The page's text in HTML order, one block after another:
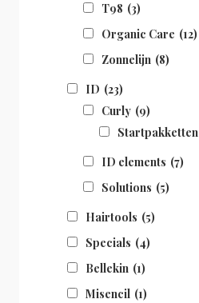
T98 (3)
Organic Care (12)
Zonnelijn (8)
ID (23)
Curly (9)
Startpakketten
ID elements (7)
Solutions (5)
Hairtools (5)
Specials (4)
Bellekin (1)
Misencil (1)